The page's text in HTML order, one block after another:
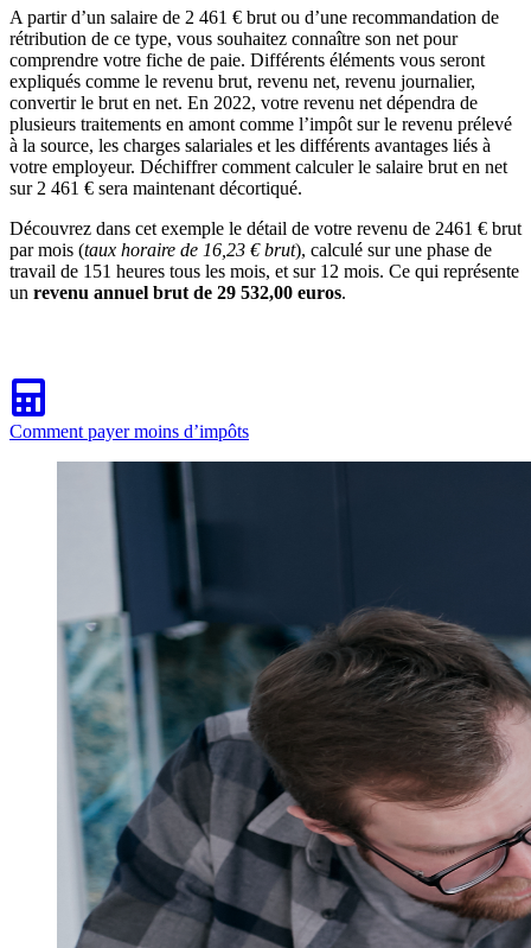
A partir d’un salaire de 2 461 € brut ou d’une recommandation de
rétribution de ce type, vous souhaitez connaître son net pour
comprendre votre fiche de paie. Différents éléments vous seront
expliqués comme le revenu brut, revenu net, revenu journalier,
convertir le brut en net. En 2022, votre revenu net dépendra de
plusieurs traitements en amont comme l’impôt sur le revenu prélevé
à la source, les charges salariales et les différents avantages liés à
votre employeur. Déchiffrer comment calculer le salaire brut en net
sur 2 461 € sera maintenant décortiqué.
Découvrez dans cet exemple le détail de votre revenu de 2461 € brut
par mois (taux horaire de 16,23 € brut), calculé sur une phase de
travail de 151 heures tous les mois, et sur 12 mois. Ce qui représente
un revenu annuel brut de 29 532,00 euros.
Comment payer moins d’impôts